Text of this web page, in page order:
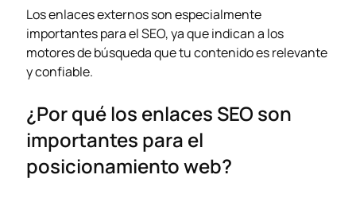
Los enlaces externos son especialmente
importantes para el SEO, ya que indican a los
motores de búsqueda que tu contenido es relevante
y confiable.
¿Por qué los enlaces SEO son
importantes para el
posicionamiento web?